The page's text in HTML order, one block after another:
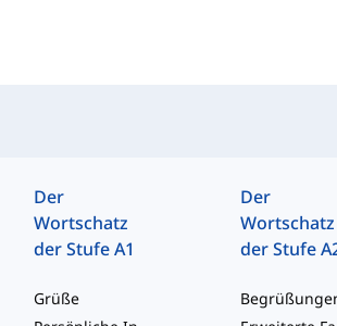
Der
Wortschatz
der Stufe A1
Grüße
Der
Wortschatz
der Stufe